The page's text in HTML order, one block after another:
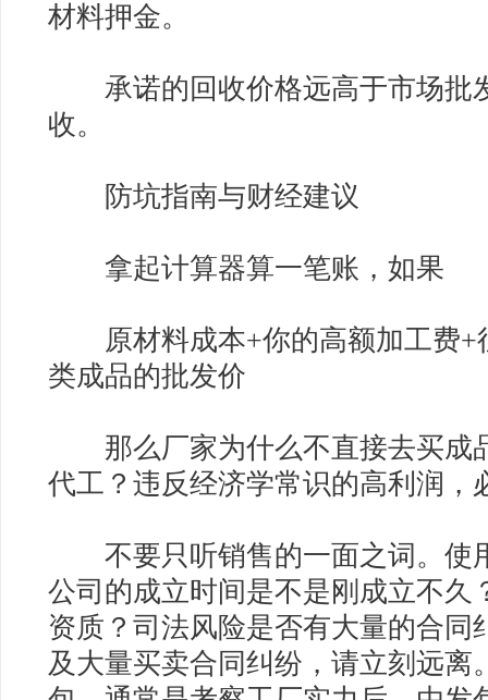
材料押金。
承诺的回收价格远高于市场批
收。
防坑指南与财经建议
拿起计算器算一笔账，如果
原材料成本+你的高额加工费+
类成品的批发价
那么厂家为什么不直接去买成
代工？违反经济学常识的高利润，
不要只听销售的一面之词。使
公司的成立时间是不是刚成立不久
资质？司法风险是否有大量的合同
及大量买卖合同纠纷，请立刻远离